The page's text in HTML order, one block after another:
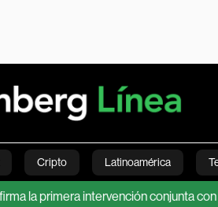
Cripto Latinoamérica
Estilo de vida Mundo Videos
intervención conjunta con EE.UU.